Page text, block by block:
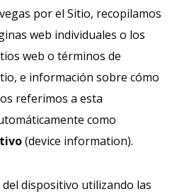
por el Sitio, recopilamos
web individuales o los
web o términos de
e información sobre cómo
referimos a esta
como
(device information).
dispositivo utilizando las